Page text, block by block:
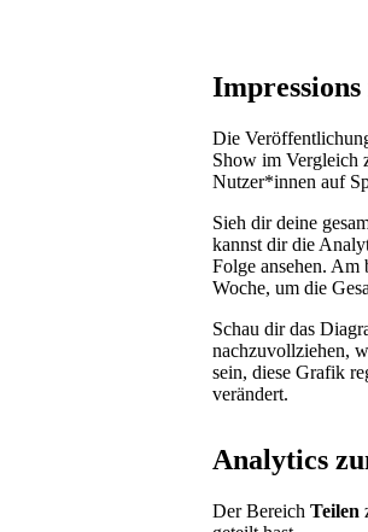
Die
Show im Vergleich
Nutzer*innen auf
Sieh dir deine
kannst dir die
Folge ansehen. Am
Woche, um die
Schau dir das
nachzuvollziehen,
sein, diese Grafik
verändert.
Analytics
Der Bereich Teilen